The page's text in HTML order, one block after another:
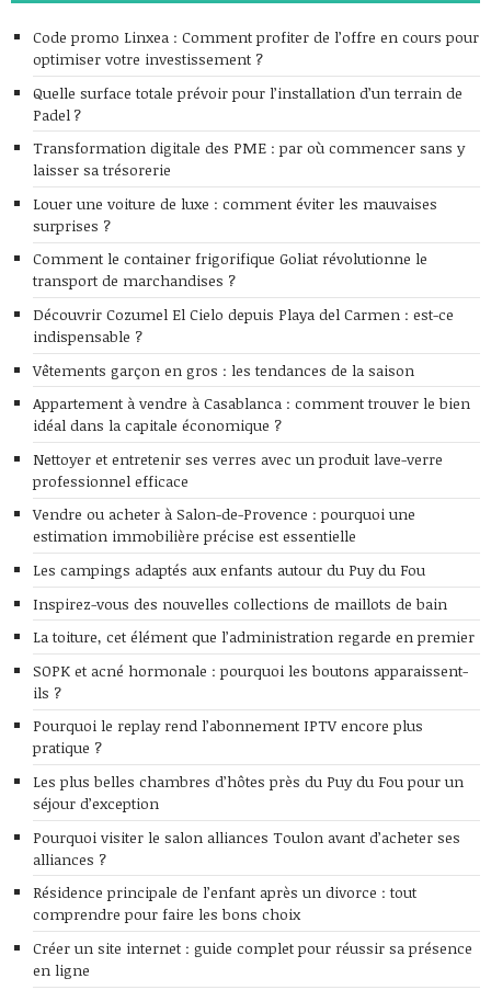
Code promo Linxea : Comment profiter de l’offre en cours pour
optimiser votre investissement ?
Quelle surface totale prévoir pour l’installation d’un terrain de
Padel ?
Transformation digitale des PME : par où commencer sans y
laisser sa trésorerie
Louer une voiture de luxe : comment éviter les mauvaises
surprises ?
Comment le container frigorifique Goliat révolutionne le
transport de marchandises ?
Découvrir Cozumel El Cielo depuis Playa del Carmen : est-ce
indispensable ?
Vêtements garçon en gros : les tendances de la saison
Appartement à vendre à Casablanca : comment trouver le bien
idéal dans la capitale économique ?
Nettoyer et entretenir ses verres avec un produit lave-verre
professionnel efficace
Vendre ou acheter à Salon-de-Provence : pourquoi une
estimation immobilière précise est essentielle
Les campings adaptés aux enfants autour du Puy du Fou
Inspirez-vous des nouvelles collections de maillots de bain
La toiture, cet élément que l’administration regarde en premier
SOPK et acné hormonale : pourquoi les boutons apparaissent-
ils ?
Pourquoi le replay rend l’abonnement IPTV encore plus
pratique ?
Les plus belles chambres d’hôtes près du Puy du Fou pour un
séjour d’exception
Pourquoi visiter le salon alliances Toulon avant d’acheter ses
alliances ?
Résidence principale de l’enfant après un divorce : tout
comprendre pour faire les bons choix
Créer un site internet : guide complet pour réussir sa présence
en ligne